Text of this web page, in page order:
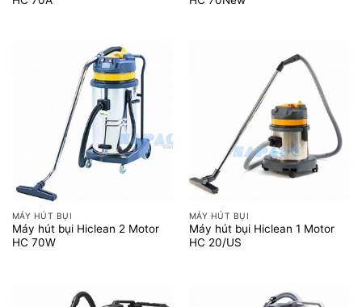
MÁY HÚT BỤI
Máy hút bụi Hiclean 2 Motor
HC 70W
MÁY HÚT BỤI
Máy hút bụi Hiclean 1 Motor
HC 20/US